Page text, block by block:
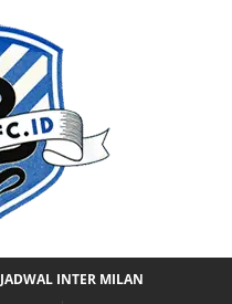
JADWAL INTER MILAN